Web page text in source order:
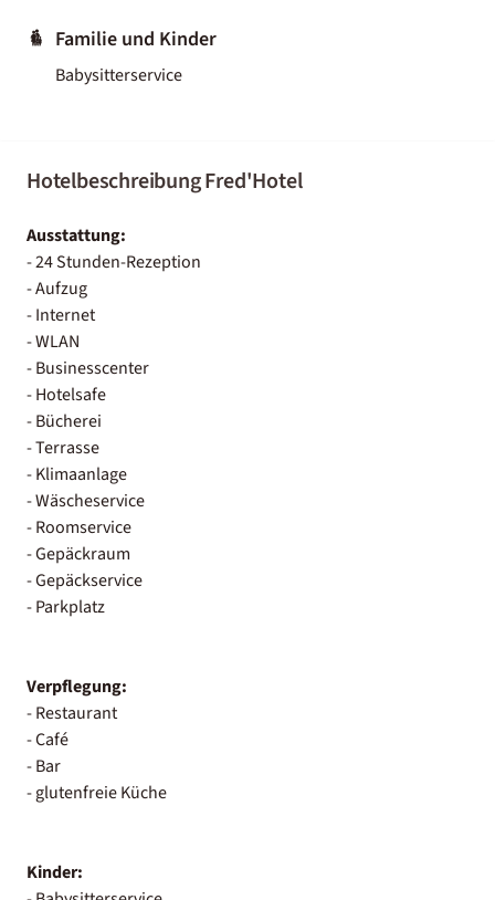
Familie und Kinder
Babysitterservice
Hotelbeschreibung Fred'Hotel
Ausstattung:
- 24 Stunden-Rezeption
- Aufzug
- Internet
- WLAN
- Businesscenter
- Hotelsafe
- Bücherei
- Terrasse
- Klimaanlage
- Wäscheservice
- Roomservice
- Gepäckraum
- Gepäckservice
- Parkplatz
Verpflegung:
- Restaurant
- Café
- Bar
- glutenfreie Küche
Kinder: